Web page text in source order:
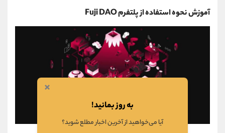
آموزش نحوه استفاده از پلتفرم Fuji DAO
×
به روز بمانید!
آیا می‌خواهید از آخرین اخبار مطلع شوید؟